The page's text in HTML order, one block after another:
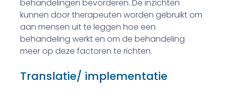
behandelingen bevorderen. De inzichten
kunnen door therapeuten worden gebruikt om
aan mensen uit te leg­gen hoe een
behandeling werkt en om de behandeling
meer op deze factoren te richten.
Translatie/ implementatie